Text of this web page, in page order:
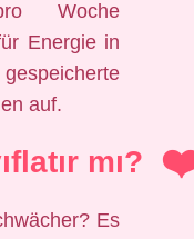
Woche
Energie in
auf.
mı?
Es